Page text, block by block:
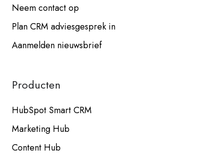
Neem contact op
Plan CRM adviesgesprek in
Aanmelden nieuwsbrief
Producten
HubSpot Smart CRM
Marketing Hub
Content Hub